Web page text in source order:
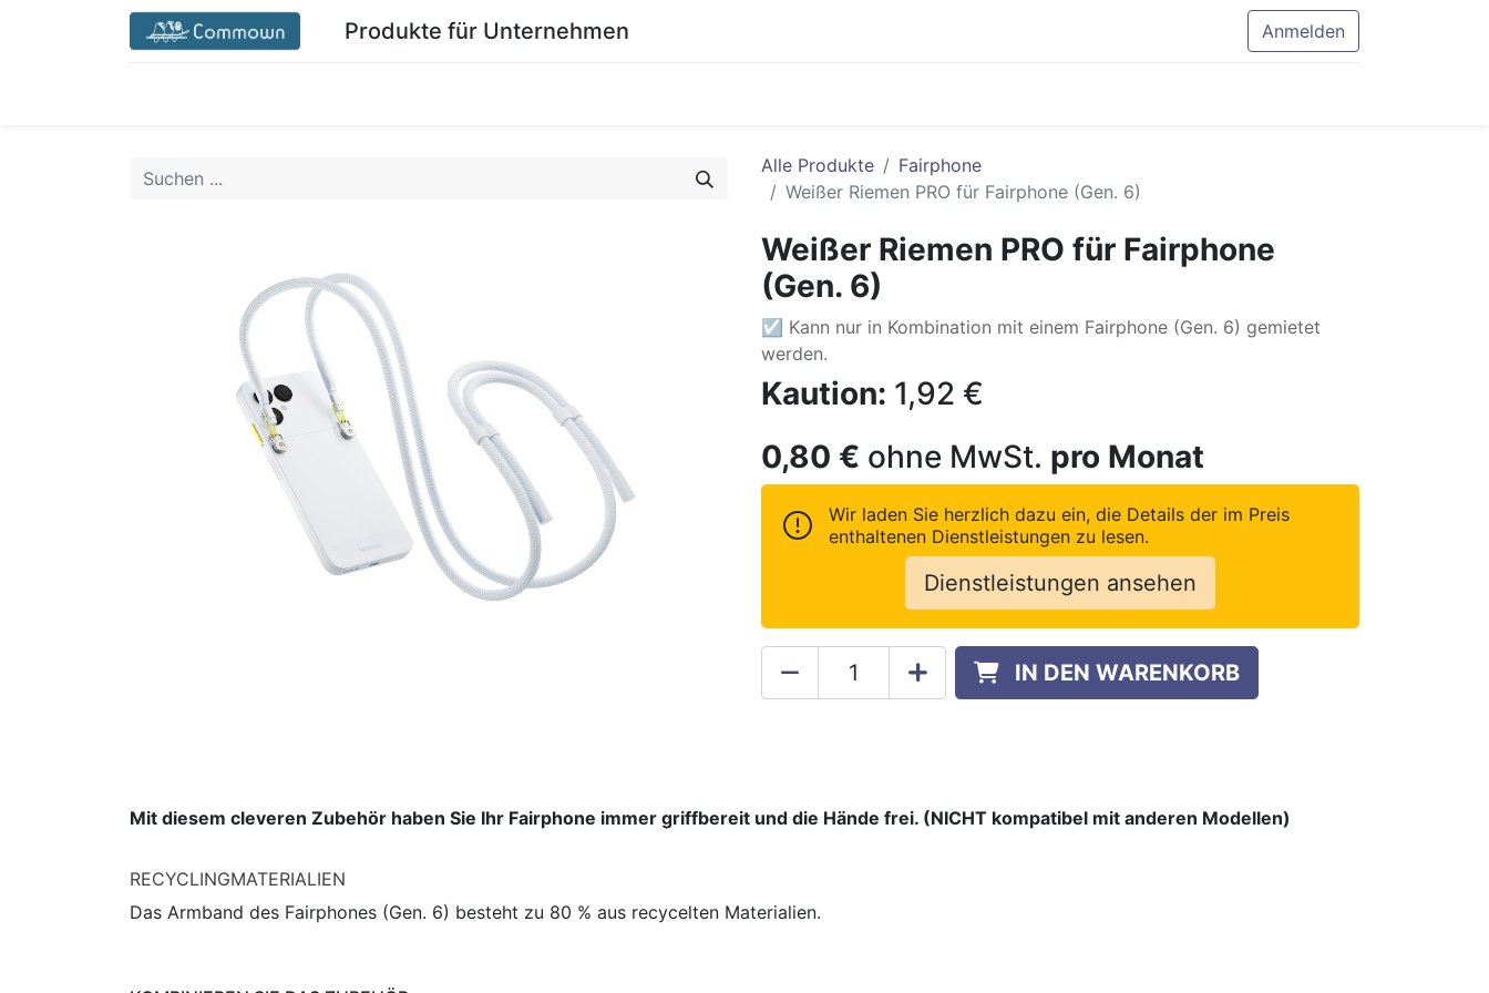
Produkte für Unternehmen Anmelden
Alle Produkte
Fairphone
Weißer Riemen PRO für Fairphone (Gen. 6)
Weißer Riemen PRO für Fairphone
(Gen. 6)
☑ Kann nur in Kombination mit einem Fairphone (Gen. 6) gemietet
werden.
Kaution: 1,92 €
0,80 € ohne MwSt. pro Monat
Wir laden Sie herzlich dazu ein, die Details der im Preis
enthaltenen Dienstleistungen zu lesen.
Dienstleistungen ansehen
IN DEN WARENKORB
Mit diesem cleveren Zubehör haben Sie Ihr Fairphone immer griffbereit und die Hände frei. (NICHT kompatibel mit anderen Modellen)
RECYCLINGMATERIALIEN
Das Armband des Fairphones (Gen. 6) besteht zu 80 % aus recycelten Materialien.